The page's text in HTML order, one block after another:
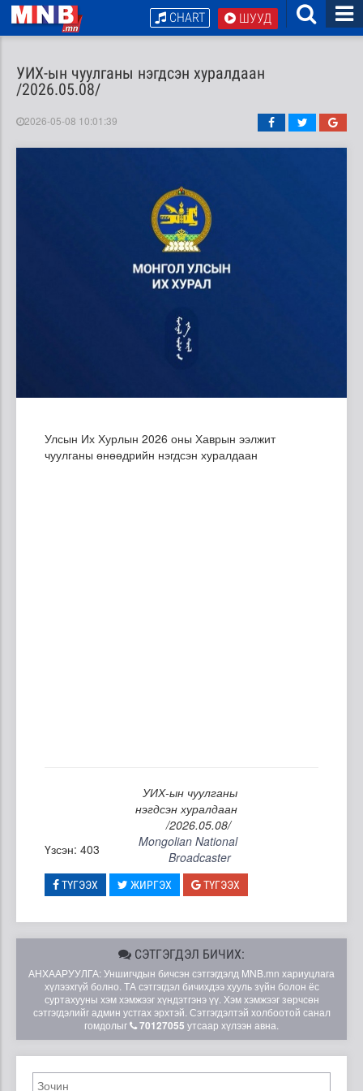
ШУУД
CHART
УИХ-ын чуулганы нэгдсэн хуралдаан
/2026.05.08/
2026-05-08 10:01:39
Улсын Их Хурлын 2026 оны Хаврын ээлжит
чуулганы өнөөдрийн нэгдсэн хуралдаан
УИХ-ын чуулганы
нэгдсэн хуралдаан
/2026.05.08/
Үзсэн: 403
Mongolian National
Broadcaster
ТҮГЭЭХ ЖИРГЭХ ТҮГЭЭХ
СЭТГЭГДЭЛ БИЧИХ:
АНХААРУУЛГА: Уншигчдын бичсэн сэтгэгдэлд MNB.mn хариуцлага
хүлээхгүй болно. ТА сэтгэгдэл бичихдээ хууль зүйн болон ёс
суртахууны хэм хэмжээг хүндэтгэнэ үү. Хэм хэмжээг зөрчсөн
сэтгэгдэлийг админ устгах эрхтэй. Сэтгэгдэлтэй холбоотой санал
гомдолыг
70127055 утсаар хүлээн авна.